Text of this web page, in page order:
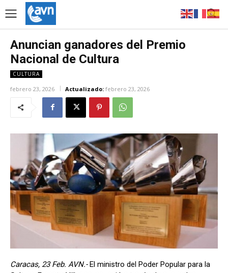
Anuncian ganadores del Premio
Nacional de Cultura
CULTURA
febrero 23, 2026 Actualizado: febrero 23, 2026
Caracas, 23 Feb. AVN.-El ministro del Poder Popular para la